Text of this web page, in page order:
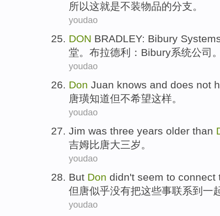
所以这就是不装物品的分支。
youdao
DON BRADLEY: Bibury
堂。布拉德利： Bibury系统公司
youdao
Don Juan knows and does not
唐璜知道但不希望这样。
youdao
Jim was three years older than
吉姆比唐大三岁。
youdao
But Don didn't seem to connect
但 唐似乎没有把这些事联系到一
youdao